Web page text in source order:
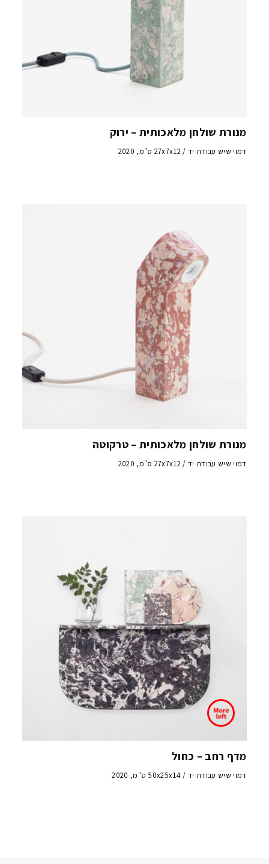
מנורת שולחן מלאכותית – ירוק
דמוי שיש עבודת יד / 27x7x12 ס"מ, 2020
מנורת שולחן מלאכותית – טרקוטה
דמוי שיש עבודת יד / 27x7x12 ס"מ, 2020
מדף רחב – כחול
דמוי שיש עבודת יד / 50x25x14 ס"מ, 2020